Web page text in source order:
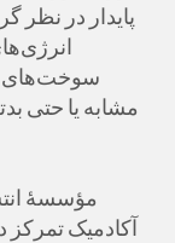
پایدار در نظر
سوخت‌های
مشابه یا حتی
مؤسسهٔ